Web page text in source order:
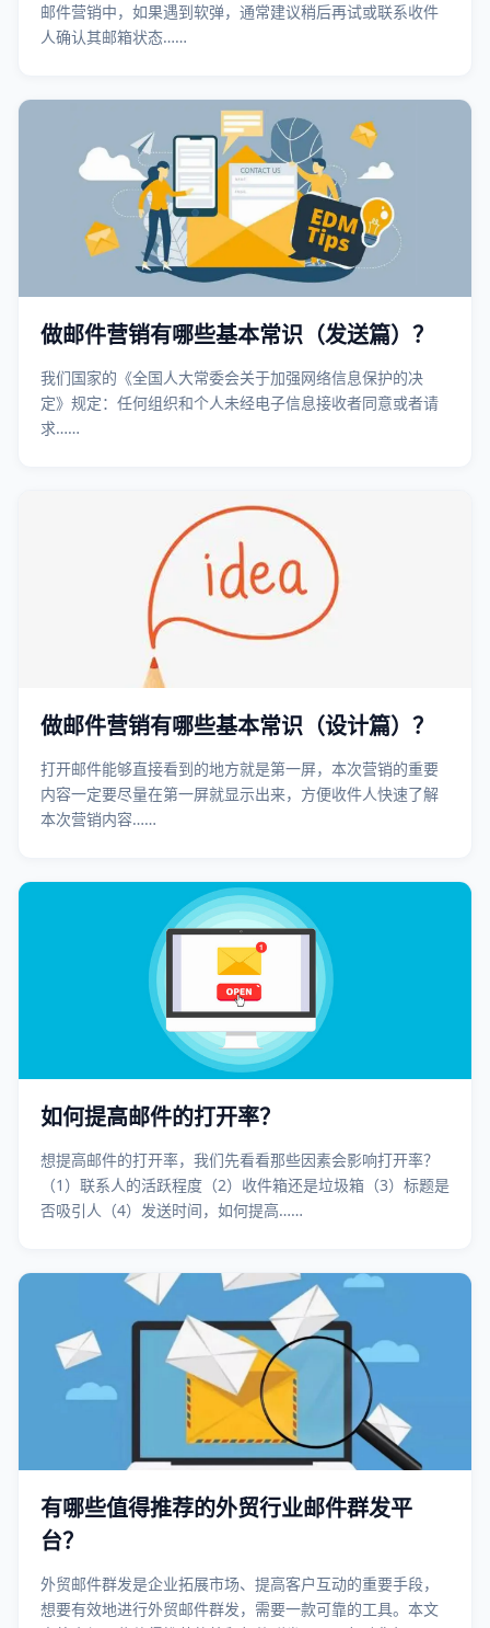
邮件营销中，如果遇到软弹，通常建议稍后再试或联系收件
人确认其邮箱状态……
做邮件营销有哪些基本常识（发送篇）？
我们国家的《全国人大常委会关于加强网络信息保护的决
定》规定：任何组织和个人未经电子信息接收者同意或者请
求……
做邮件营销有哪些基本常识（设计篇）？
打开邮件能够直接看到的地方就是第一屏，本次营销的重要
内容一定要尽量在第一屏就显示出来，方便收件人快速了解
本次营销内容……
如何提高邮件的打开率？
想提高邮件的打开率，我们先看看那些因素会影响打开率？
（1）联系人的活跃程度（2）收件箱还是垃圾箱（3）标题是
否吸引人（4）发送时间，如何提高……
有哪些值得推荐的外贸行业邮件群发平
台？
外贸邮件群发是企业拓展市场、提高客户互动的重要手段，
想要有效地进行外贸邮件群发，需要一款可靠的工具。本文